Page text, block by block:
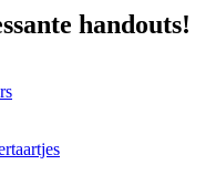
handouts!